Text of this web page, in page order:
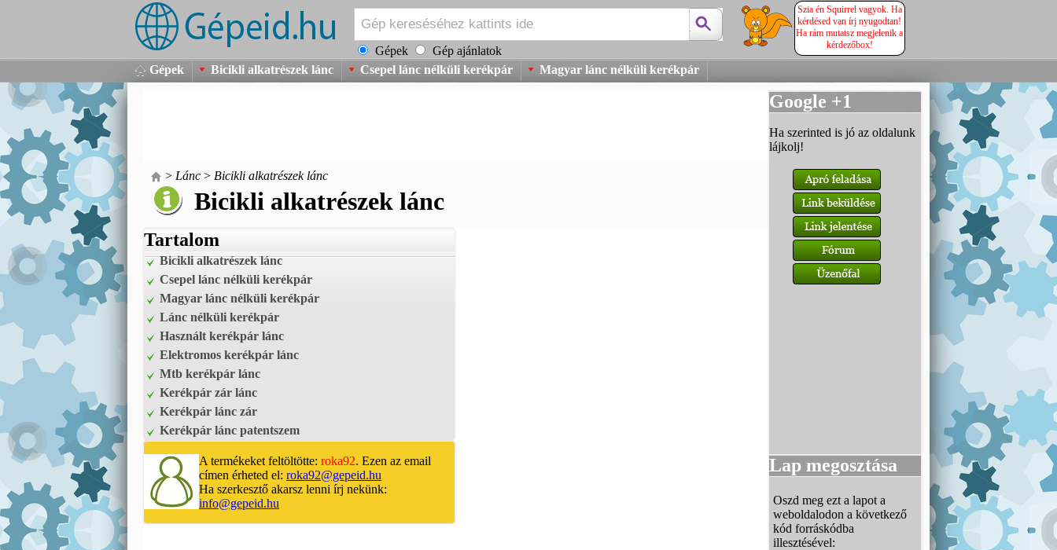
Gépek Gép ajánlatok
Szia én Squirrel vagyok. Ha
kérdésed van írj nyugodtan!
Ha rám mutatsz megjelenik a
kérdezőbox!
Gépek Bicikli alkatrészek lánc Csepel lánc nélküli kerékpár Magyar lánc nélküli kerékpár
> Lánc > Bicikli alkatrészek lánc
Bicikli alkatrészek lánc
Tartalom
Bicikli alkatrészek lánc
Csepel lánc nélküli kerékpár
Magyar lánc nélküli kerékpár
Lánc nélküli kerékpár
Használt kerékpár lánc
Elektromos kerékpár lánc
Mtb kerékpár lánc
Kerékpár zár lánc
Kerékpár lánc zár
Kerékpár lánc patentszem
A termékeket feltöltötte: roka92. Ezen az email
címen érheted el: roka92@gepeid.hu
Ha szerkesztő akarsz lenni írj nekünk:
info@gepeid.hu
Google +1
Ha szerinted is jó az oldalunk
lájkolj!
Lap megosztása
Oszd meg ezt a lapot a
weboldalodon a következő
kód forráskódba
illesztésével: